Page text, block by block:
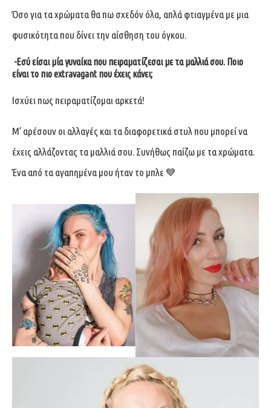
Όσο για τα χρώματα θα πω σχεδόν όλα, απλά φτιαγμένα με μια
φυσικότητα που δίνει την αίσθηση του όγκου.
-Εσύ είσαι μία γυναίκα που πειραματίζεσαι με τα μαλλιά σου. Ποιο
είναι το πιο extravagant που έχεις κάνει;
Ισχύει πως πειραματίζομαι αρκετά!
Μ’ αρέσουν οι αλλαγές και τα διαφορετικά στυλ που μπορεί να
έχεις αλλάζοντας τα μαλλιά σου. Συνήθως παίζω με τα χρώματα.
Ένα από τα αγαπημένα μου ήταν το μπλε 💙